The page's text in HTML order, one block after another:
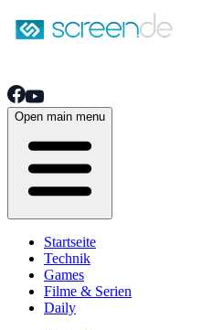
Open main menu
Startseite
Technik
Games
Filme & Serien
Daily